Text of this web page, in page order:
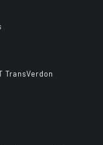
TransVerdon